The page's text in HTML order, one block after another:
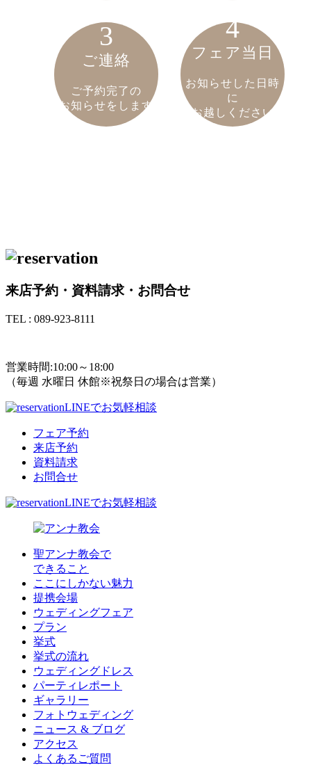
3
ご連絡
ご予約完了の
お知らせをします
4
フェア当日
お知らせした日時
に
お越しください
来店予約・資料請求・お問合せ
TEL : 089-923-8111
営業時間:10:00～18:00
（毎週 水曜日 休館※祝祭日の場合は営業）
LINEでお気軽相談
フェア予約
来店予約
資料請求
お問合せ
LINEでお気軽相談
聖アンナ教会で
できること
ここにしかない魅力
提携会場
ウェディングフェア
プラン
挙式
挙式の流れ
ウェディングドレス
パーティレポート
ギャラリー
フォトウェディング
ニュース & ブログ
アクセス
よくあるご質問